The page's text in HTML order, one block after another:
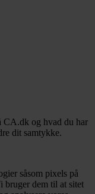
CA.dk og hvad du har
dit samtykke.
såsom pixels på
bruger dem til at sitet